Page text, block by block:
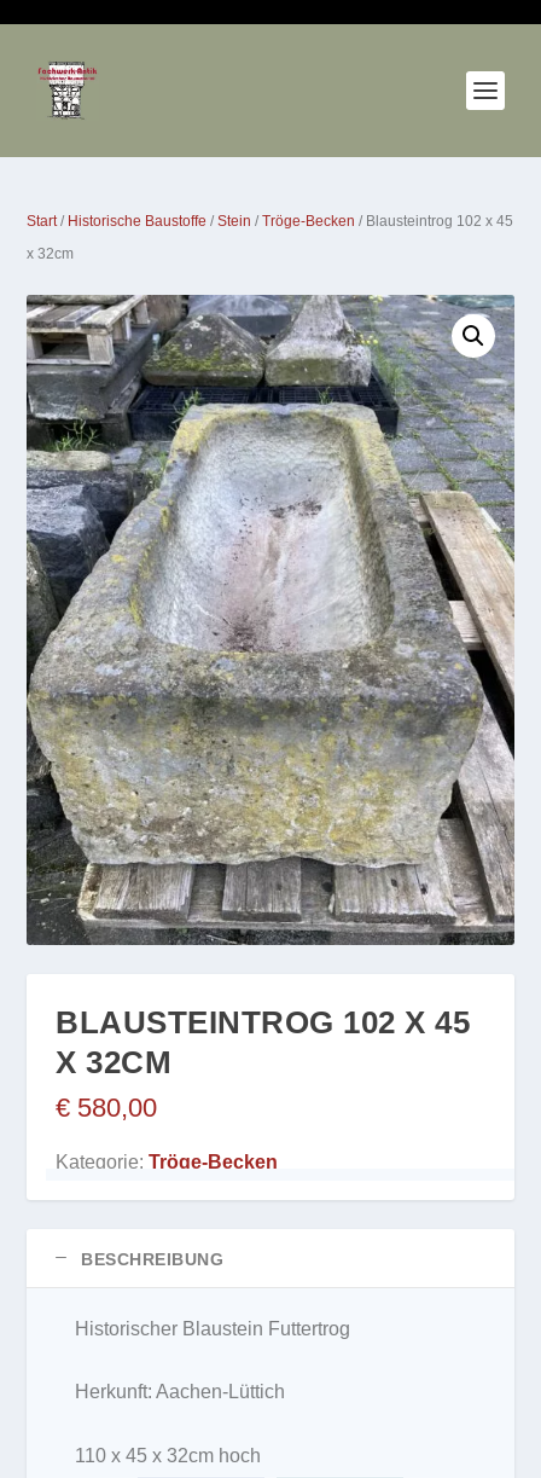
Start/ Historische Baustoffe /Stein /Tröge-Becken / Blausteintrog 102 x 45
x 32cm
BLAUSTEINTROG 102 X 45
X 32CM
€ 580,00
Kategorie:Tröge-Becken
BESCHREIBUNG
Historischer Blaustein Futtertrog
Herkunft: Aachen-Lüttich
110 x 45 x 32cm hoch